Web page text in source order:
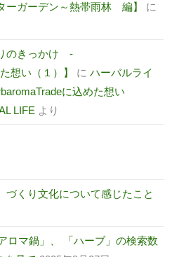
ーガーデン～熱帯雨林 編】
に
りのきっかけ -
想い（１）】
にハーバルライ
に込めた想い
LIFE より
づくり文化について感じたこと
ロマ鍋」、 「ハーブ」の検索数